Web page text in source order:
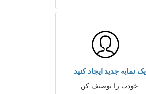
یک نمایه جدید ایجاد کنید
خودت را توصیف کن